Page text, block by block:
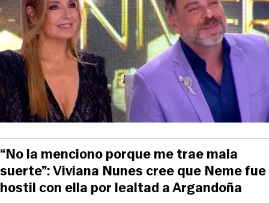
“No la menciono porque me trae mala
suerte”: Viviana Nunes cree que Neme fue
hostil con ella por lealtad a Argandoña